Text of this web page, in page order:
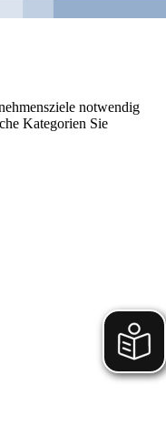
notwendig
Kategorien Sie